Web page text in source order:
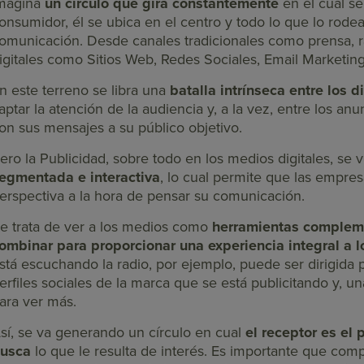
él se ubica en el centro y todo lo que lo
Desde canales tradicionales como prensa,
como Sitios Web, Redes Sociales, Email
este terreno se libra una batalla intrínseca entre los
la atención de la audiencia y, a la vez, entre los
sus mensajes a su público objetivo.
la Publicidad, sobre todo en los medios digitales, se
e interactiva, lo cual permite que las
a la hora de pensar su comunicación.
trata de ver a los medios como herramientas
para proporcionar una experiencia integral a
escuchando la radio, por ejemplo, puede ser dirigida
sociales de la marca que se está publicitando y,
ver más.
se va generando un círculo en cual el receptor es el
lo que le resulta de interés. Es importante que